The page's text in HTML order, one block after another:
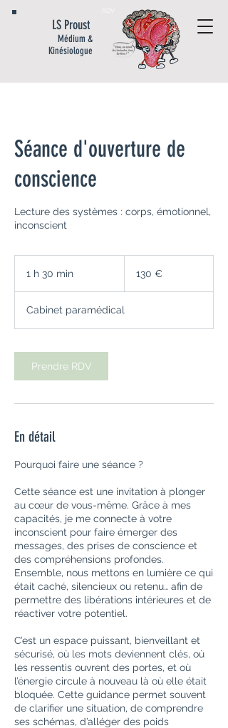
LS Proust
Médium &
Kinésiologue
Séance d'ouverture de
conscience
Lecture des systèmes : corps, émotionnel,
inconscient
1 h 30 min
m
i
130 €
Cabinet paramédical
Prendre RDV
En détail
Pourquoi faire une séance ?
Cette séance est une invitation à plonger
au cœur de vous-même. Grâce à mes
capacités, je me connecte à votre
inconscient pour faire émerger des
messages, des prises de conscience et
des compréhensions profondes.
Ensemble, nous mettons en lumière ce qui
était caché, silencieux ou retenu… afin de
permettre des libérations intérieures et de
réactiver votre potentiel.
C’est un espace puissant, bienveillant et
sécurisé, où les mots deviennent clés, où
les ressentis ouvrent des portes, et où
l’énergie circule à nouveau là où elle était
bloquée. Cette guidance permet souvent
de clarifier une situation, de comprendre
ses schémas, d’alléger des poids